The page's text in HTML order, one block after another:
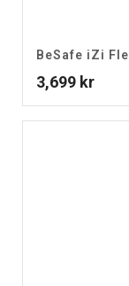
BeSafe iZi
3,699 kr